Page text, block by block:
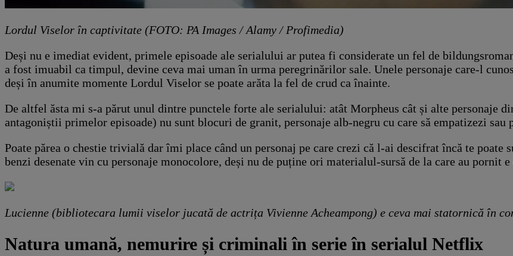
Lordul Viselor în captivitate (FOTO: PA Images / Alamy / Profimedia)
Deși nu e imediat evident, primele episoade ale serialului ar putea fi considerate un fel de
a fost imuabil ca timpul, devine ceva mai uman în urma peregrinărilor sale. Unele personaje care-l
deși în anumite momente Lordul Viselor se poate arăta la fel de crud ca înainte.
De altfel ăsta mi s-a părut unul dintre punctele forte ale serialului: atât Morpheus cât și alte personaje
antagoniștii primelor episoade) nu sunt blocuri de granit, personaje alb-negru cu care să empatizezi sau
Poate părea o chestie trivială dar îmi place când un personaj pe care crezi că l-ai descifrat încă te poate
benzi desenate vin cu personaje monocolore, deși nu de puține ori materialul-sursă de la care au pornit
Lucienne (bibliotecara lumii viselor jucată de actrița Vivienne Acheampong) e ceva mai statornică în
Natura umană, nemurire și criminali în serie în serialul Netflix